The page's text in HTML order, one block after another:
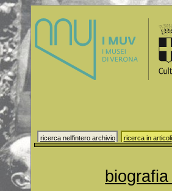
ricerca nell'intero archivio ricerca in articoli